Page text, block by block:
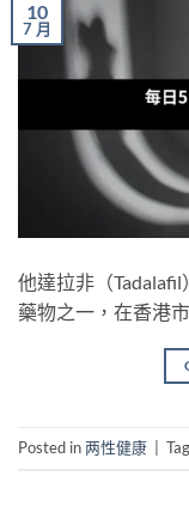
10
7 月
他達拉非（
藥物之一，在香港
Posted in两性健康